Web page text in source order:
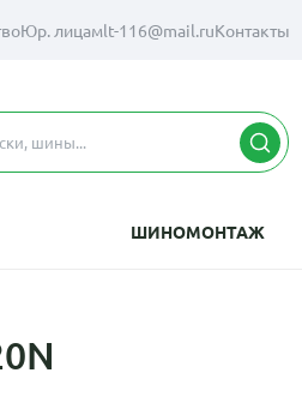
Юр. лицамlt-116@mail.ruКонтакты
ШИНОМОНТАЖ